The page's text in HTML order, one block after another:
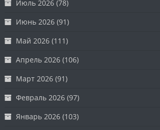
Июль 2026 (78)
Июнь 2026 (91)
Май 2026 (111)
Апрель 2026 (106)
Март 2026 (91)
Февраль 2026 (97)
Январь 2026 (103)